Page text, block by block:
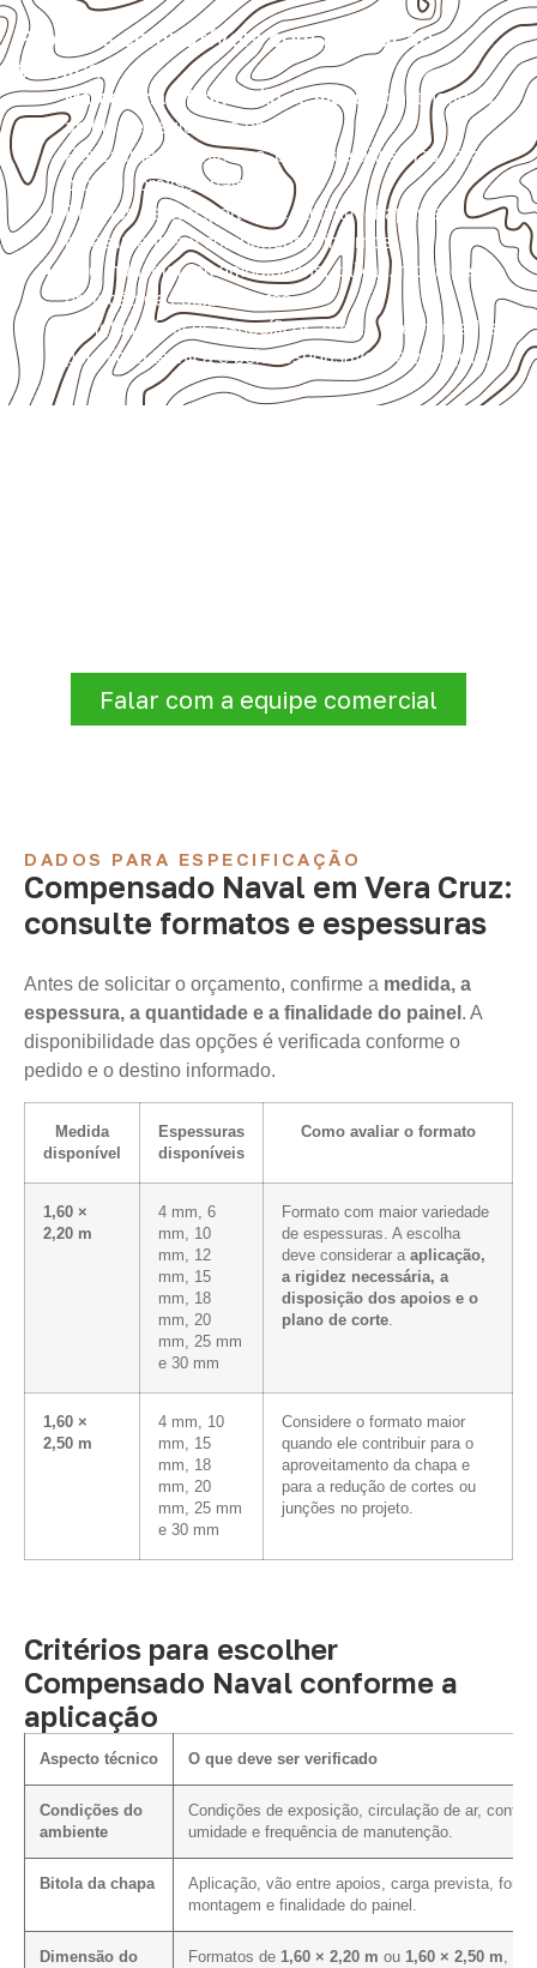
Projetos compatíveis com avaliação
técnica
Marcenaria e fabricação de móveis
destinados a
ambientes sujeitos à umidade.
Revestimentos internos, painéis e divisórias para
projetos profissionais.
Projetos de transporte que utilizam chapas em
revestimentos e componentes internos.
Uso industrial em embalagens, caixas, montagem e
proteção de equipamentos.
Projetos náuticos específicos, desde que validados
pela ficha técnica e pelo responsável pelo projeto.
Falar com a equipe comercial
DADOS PARA ESPECIFICAÇÃO
Compensado Naval em Vera Cruz:
consulte formatos e espessuras
Antes de solicitar o orçamento, confirme a medida, a
espessura, a quantidade e a finalidade do painel . A
disponibilidade das opções é verificada conforme o
pedido e o destino informado.
Medida
disponível
Espessuras
disponíveis
Como avaliar o formato
1,60 ×
2,20 m
4 mm, 6
mm, 10
mm, 12
mm, 15
mm, 18
mm, 20
mm, 25 mm
e 30 mm
Formato com maior variedade
de espessuras. A escolha
deve considerar a aplicação,
a rigidez necessária, a
disposição dos apoios e o
plano de corte.
1,60 ×
2,50 m
4 mm, 10
mm, 15
mm, 18
mm, 20
mm, 25 mm
e 30 mm
Considere o formato maior
quando ele contribuir para o
aproveitamento da chapa e
para a redução de cortes ou
junções no projeto.
Critérios para escolher
Compensado Naval conforme a
aplicação
Aspecto técnico O que deve ser verificado
Condições do
ambiente
Condições de exposição, circulação de ar,
umidade e frequência de manutenção.
Bitola da chapa
Aplicação, vão entre apoios, carga prevista,
montagem e finalidade do painel.
Dimensão do
Formatos de 1,60 × 2,20 m ou 1,60 × 2,50 m,